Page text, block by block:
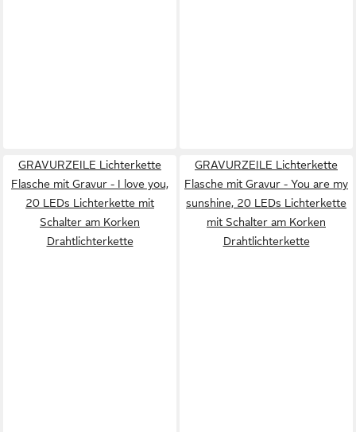
GRAVURZEILE Lichterkette
Flasche mit Gravur - I love you,
20 LEDs Lichterkette mit
Schalter am Korken
Drahtlichterkette
GRAVURZEILE Lichterkette
Flasche mit Gravur - You are my
sunshine, 20 LEDs Lichterkette
mit Schalter am Korken
Drahtlichterkette